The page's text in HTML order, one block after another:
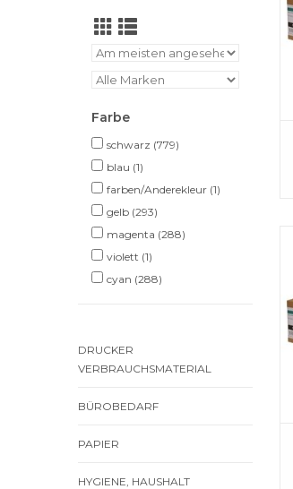
Farbe
schwarz (779)
blau (1)
farben/Anderekleur (1)
gelb (293)
magenta (288)
violett (1)
cyan (288)
DRUCKER
VERBRAUCHSMATERIAL
BÜROBEDARF
PAPIER
HYGIENE, HAUSHALT